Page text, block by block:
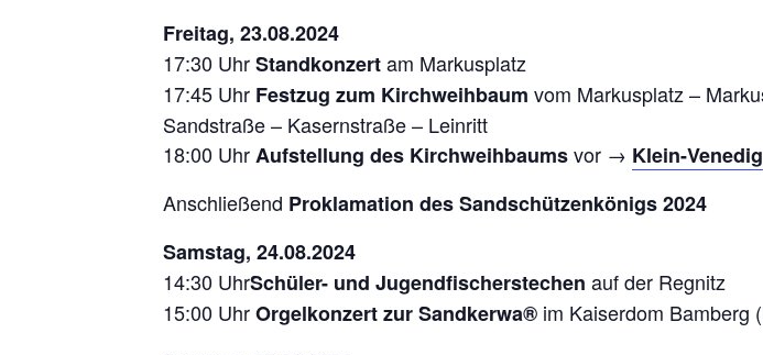
Freitag, 23.08.2024
17:30 UhrStandkonzertam Markusplatz
17:45 Uhr Festzug zum Kirchweihbaum vom Markusplatz –
Sandstraße – Kasernstraße – Leinritt
18:00 UhrAufstellung des Kirchweihbaumsvor → Klein-Venedig
Anschließend Proklamation des Sandschützenkönigs 2024
Samstag, 24.08.2024
14:30 UhrSchüler- und Jugendfischerstechen auf der Regnitz
15:00 UhrOrgelkonzert zur Sandkerwa® im Kaiserdom Bamberg